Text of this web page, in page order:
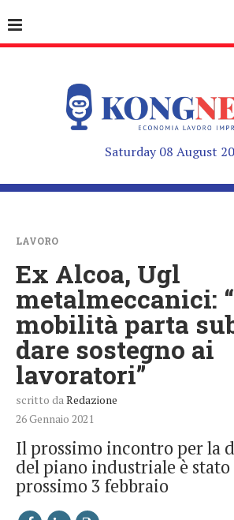
Saturday 08 August
LAVORO
Ex Alcoa, Ugl
metalmeccanici:
mobilità parta
dare sostegno ai
lavoratori”
scritto da Redazione
26 Gennaio 2021
Il prossimo incontro per la
del piano industriale è
prossimo 3 febbraio